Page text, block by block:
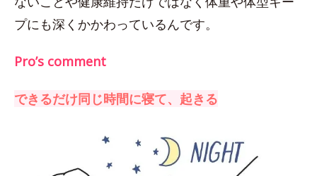
プにも深くかかわっているんです。
Pro’s comment
できるだけ同じ時間に寝て、起きる